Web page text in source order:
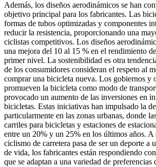
Además, los diseños aerodinámicos se han
objetivo principal para los fabricantes. Las
formas de tubos optimizadas y componentes
reducir la resistencia, proporcionando una
ciclistas competitivos. Los diseños
una mejora del 10 al 15 % en el rendimiento
primer nivel. La sostenibilidad es otra
de los consumidores consideran el respeto al
comprar una bicicleta nueva. Los gobiernos y
promueven la bicicleta como modo de
provocado un aumento de las inversiones en
bicicletas. Estas iniciativas han impulsado la
particularmente en las zonas urbanas, donde
carriles para bicicletas y estaciones de
entre un 20% y un 25% en los últimos años. A
ciclismo de carretera pasa de ser un deporte a
de vida, los fabricantes están respondiendo
que se adaptan a una variedad de preferencias